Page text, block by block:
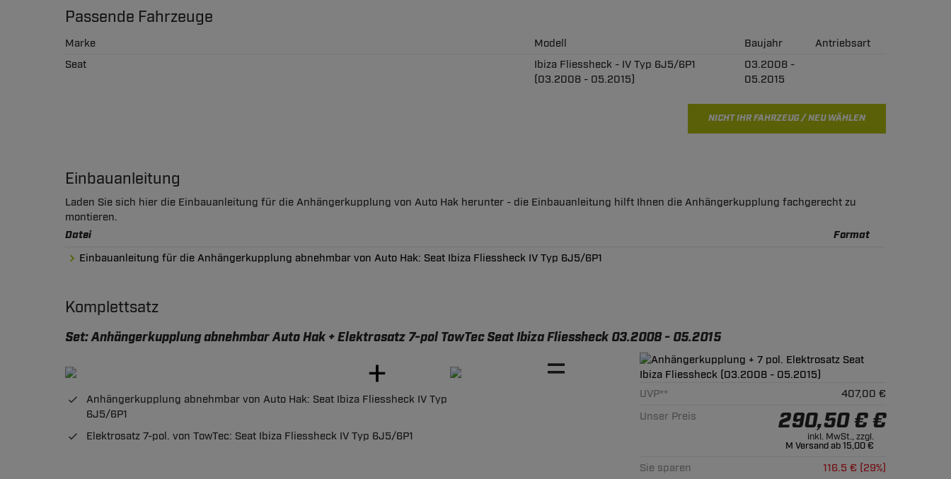
Passende Fahrzeuge
Marke Modell Baujahr
Antriebsart
Seat
Ibiza Fliessheck - IV Typ 6J5/6P1
(03.2008 - 05.2015)
03.2008 -
05.2015
NICHT IHR FAHRZEUG / NEU WÄHLEN
Einbauanleitung
Laden Sie sich hier die Einbauanleitung für die Anhängerkupplung von Auto Hak herunter - die Einbauanleitung hilft Ihnen die Anhängerkupplung fachgerecht zu
montieren.
Datei Format
Einbauanleitung für die Anhängerkupplung abnehmbar von Auto Hak: Seat Ibiza Fliessheck IV Typ 6J5/6P1
Komplettsatz
Set: Anhängerkupplung abnehmbar Auto Hak + Elektrosatz 7-pol TowTec Seat Ibiza Fliessheck 03.2008 - 05.2015
Anhängerkupplung abnehmbar von Auto Hak: Seat Ibiza Fliessheck IV Typ
6J5/6P1
Elektrosatz 7-pol. von TowTec: Seat Ibiza Fliessheck IV Typ 6J5/6P1
UVP**
407,00 €
Unser Preis
290,50 € €
inkl. MwSt., zzgl.
M Versand ab 15,00 €
Sie sparen 116.5 € (29%)